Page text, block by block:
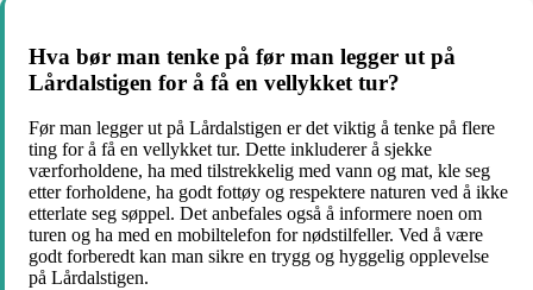
Hva bør man tenke på før man legger ut på
Lårdalstigen for å få en vellykket tur?
Før man legger ut på Lårdalstigen er det viktig å tenke på flere
ting for å få en vellykket tur. Dette inkluderer å sjekke
værforholdene, ha med tilstrekkelig med vann og mat, kle seg
etter forholdene, ha godt fottøy og respektere naturen ved å ikke
etterlate seg søppel. Det anbefales også å informere noen om
turen og ha med en mobiltelefon for nødstilfeller. Ved å være
godt forberedt kan man sikre en trygg og hyggelig opplevelse
på Lårdalstigen.